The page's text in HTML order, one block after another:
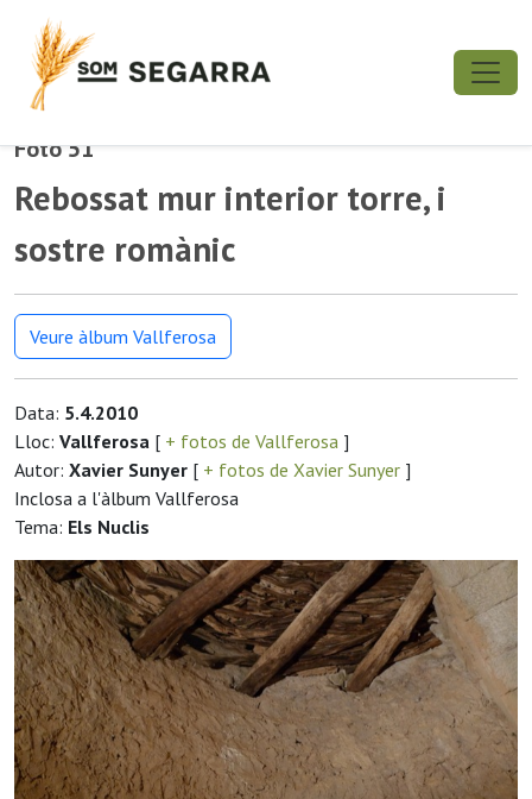
Foto 51
Rebossat mur interior torre, i
sostre romànic
Veure àlbum Vallferosa
Data: 5.4.2010
Lloc: Vallferosa [ + fotos de Vallferosa ]
Autor: Xavier Sunyer [ + fotos de Xavier Sunyer ]
Inclosa a l'àlbum Vallferosa
Tema: Els Nuclis